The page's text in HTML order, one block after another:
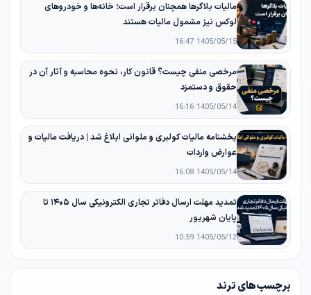
مالیات بلاگرها همچنان برقرار است؛ خانه‌ها و خودروهای
لوکس نیز مشمول مالیات هستند
1405/05/15 16:47
مرخصی منفی چیست؟ قانون کار، نحوه محاسبه و آثار آن در
حقوق و دستمزد
1405/05/14 16:16
بخشنامه مالیات کولبری و ملوانی ابلاغ شد | دریافت مالیات و
عوارض واردات
1405/05/14 16:08
تمدید مهلت ارسال دفاتر تجاری الکترونیکی سال ۱۴۰۵ تا
پایان شهریور
1405/05/12 10:59
برچسب های ترند